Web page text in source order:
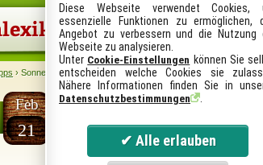
Gartenberichte
› Sonnenschirme und Gartenmöbel
Feb
21
Sonnenschirme und
Marco Schmitz 21.02.2013
Diese Webseite verwendet Cookies,
essenzielle Funktionen zu ermöglichen,
Angebot zu verbessern und die Nutzung
Webseite zu analysieren.
Unter Cookie-Einstellungen können Sie
entscheiden welche Cookies sie
Nähere Informationen finden Sie in
Datenschutzbestimmungen